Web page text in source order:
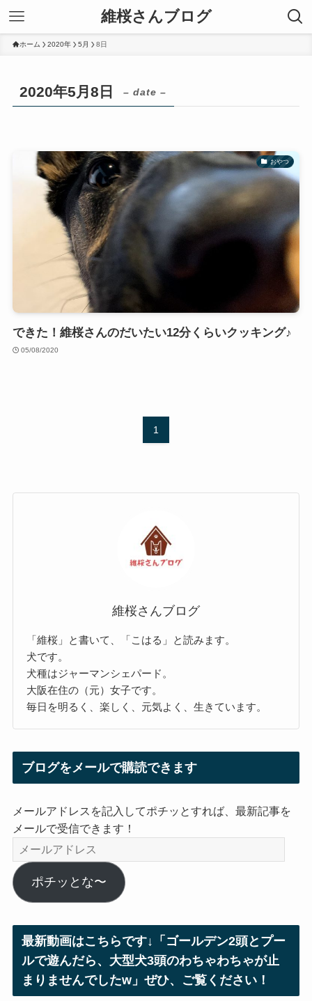
維桜さんブログ
ホーム 2020年 5月 8日
2020年5月8日 – date –
おやつ
できた！維桜さんのだいたい12分くらいクッキング♪
05/08/2020
1
維桜さんブログ
「維桜」と書いて、「こはる」と読みます。
犬です。
犬種はジャーマンシェパード。
大阪在住の（元）女子です。
毎日を明るく、楽しく、元気よく、生きています。
ブログをメールで購読できます
メールアドレスを記入してポチッとすれば、最新記事を
メールで受信できます！
メ
ー
ル
ア
ス
ポチッとな〜
最新動画はこちらです↓「ゴールデン2頭とプー
ルで遊んだら、大型犬3頭のわちゃわちゃが止
まりませんでしたw」ぜひ、ご覧ください！